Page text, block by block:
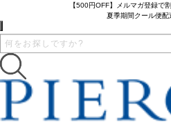
【500円OFF】メルマガ登録で
夏季期間クール便配